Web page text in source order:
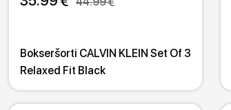
Bokseršorti CALVIN KLEIN Set Of 3
Relaxed Fit Black